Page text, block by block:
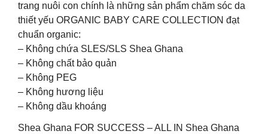
trang nuôi con chính là những sản phẩm chăm sóc da
thiết yếu ORGANIC BABY CARE COLLECTION đạt
chuẩn organic:
– Không chứa SLES/SLS Shea Ghana
– Không chất bảo quản
– Không PEG
– Không hương liệu
– Không dầu khoáng
Shea Ghana FOR SUCCESS – ALL IN Shea Ghana